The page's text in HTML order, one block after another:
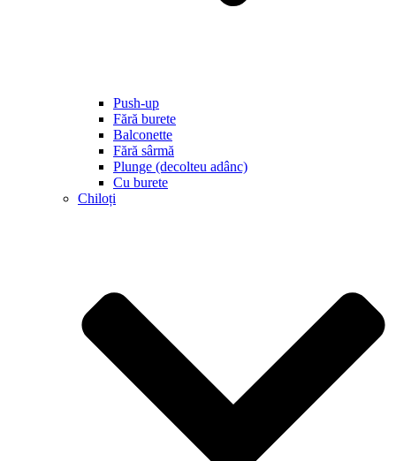
Push-up
Fără burete
Balconette
Fără sârmă
Plunge (decolteu adânc)
Cu burete
Chiloți